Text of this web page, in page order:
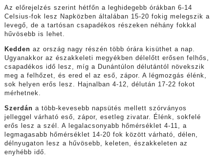
Az előrejelzés szerint hétfőn a leghidegebb órákban 6-14
Celsius-fok lesz Napközben általában 15-20 fokig melegszik a
levegő, de a tartósan csapadékos részeken néhány fokkal
hűvösebb is lehet.
Kedden az ország nagy részén több órára kisüthet a nap.
Ugyanakkor az északkeleti megyékben délelőtt erősen felhős,
csapadékos idő lesz, míg a Dunántúlon délutántól növekszik
meg a felhőzet, és ered el az eső, zápor. A légmozgás élénk,
sok helyen erős lesz. Hajnalban 4-12, délután 17-22 fokot
mérhetnek.
Szerdán a több-kevesebb napsütés mellett szórványos
jelleggel várható eső, zápor, esetleg zivatar. Élénk, sokfelé
erős lesz a szél. A legalacsonyabb hőmérséklet 4-11, a
legmagasabb hőmérséklet 14-20 fok között várható, délen,
délnyugaton lesz a hűvösebb, keleten, északkeleten az
enyhébb idő.